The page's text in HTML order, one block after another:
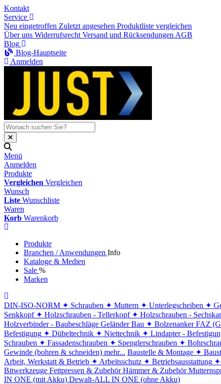
Kontakt
Service
Neu eingetroffen Zuletzt angesehen Produktliste vergleichen
Über uns Widerrufsrecht Versand und Rücksendungen AGB
Blog
Blog-Hauptseite
Anmelden
Menü
Anmelden
Produkte
Vergleichen Vergleichen
Wunsch
Liste Wunschliste
Waren
Korb Warenkorb
Produkte
Branchen / Anwendungen Info
Kataloge & Medien
Sale %
Marken
DIN-ISO-NORM ✦ Schrauben ✦ Muttern ✦ Unterlegscheiben ✦
Senkkopf ✦ Holzschrauben - Tellerkopf ✦ Holzschrauben -
Holzverbinder - Baubeschläge Geländer Bau ✦ Bolzenanker FAZ
Befestigung ✦ Dübeltechnik ✦ Niettechnik ✦ Lindapter -
Schrauben ✦ Fassadenschrauben ✦ Spenglerschrauben ✦
Gewinde (bohren & schneiden) mehr... Baustelle & Montage ✦
Arbeit, Werkstatt & Betrieb ✦ Arbeitsschutz ✦ Betriebsausstattung ✦
Bitwerkzeuge Fettpressen & Zubehör Hämmer & Zubehör
IN ONE (mit Akku) Dewalt-ALL IN ONE (ohne Akku)